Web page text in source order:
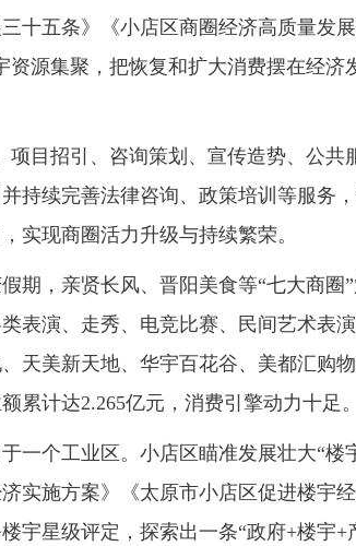
十五条》《小店区商圈经济高质量发
资源集聚，把恢复和扩大消费摆在经
目招引、咨询策划、宣传造势、公共
持续完善法律咨询、政策培训等服务
实现商圈活力升级与持续繁荣。
，亲贤长风、晋阳美食等“七大商圈”
表演、走秀、电竞比赛、民间艺术表
天美新天地、华宇百花谷、美都汇购
累计达2.265亿元，消费引擎动力十足。
个工业区。小店区瞄准发展壮大“楼
实施方案》《太原市小店区促进楼宇
宇星级评定，探索出一条“政府+楼宇+